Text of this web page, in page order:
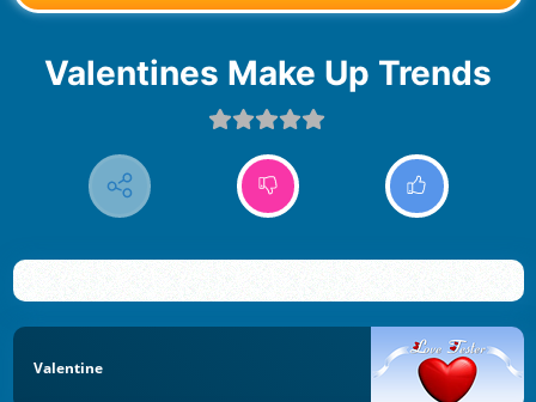
Valentines Make Up Trends
Valentine